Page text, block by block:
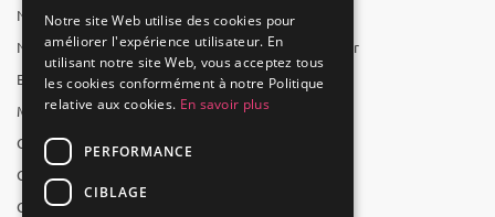
Nous recrutons
Nos partenaires
Espace presse
Mentions légales
CGV
CGU
Contact
1001 Artistes
Reserverunbar
MP2
Notre site Web utilise des cookies pour
améliorer l'expérience utilisateur. En
utilisant notre site Web, vous acceptez tous
les cookies conformément à notre Politique
relative aux cookies. En savoir plus
PERFORMANCE
CIBLAGE